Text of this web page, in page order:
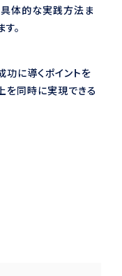
体的な実践方法ま
。
に導くポイントを
を同時に実現できる